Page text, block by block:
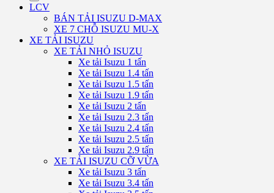
LCV
BÁN TẢI ISUZU D-MAX
XE 7 CHỖ ISUZU MU-X
XE TẢI ISUZU
XE TẢI NHỎ ISUZU
Xe tải Isuzu 1 tấn
Xe tải Isuzu 1.4 tấn
Xe tải Isuzu 1.5 tấn
Xe tải Isuzu 1.9 tấn
Xe tải Isuzu 2 tấn
Xe tải Isuzu 2.3 tấn
Xe tải Isuzu 2.4 tấn
Xe tải Isuzu 2.5 tấn
Xe tải Isuzu 2.9 tấn
XE TẢI ISUZU CỠ VỪA
Xe tải Isuzu 3 tấn
Xe tải Isuzu 3.4 tấn